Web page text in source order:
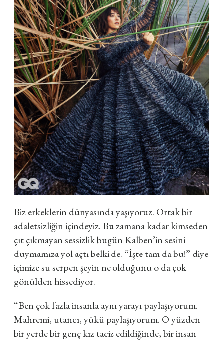
Biz erkeklerin dünyasında yaşıyoruz. Ortak bir
adaletsizliğin içindeyiz. Bu zamana kadar kimseden
çıt çıkmayan sessizlik bugün Kalben’in sesini
duymamıza yol açtı belki de. “İşte tam da bu!” diye
içimize su serpen şeyin ne olduğunu o da çok
gönülden hissediyor.
“Ben çok fazla insanla aynı yarayı paylaşıyorum.
Mahremi, utancı, yükü paylaşıyorum. O yüzden
bir yerde bir genç kız taciz edildiğinde, bir insan